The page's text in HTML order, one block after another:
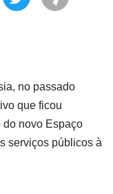
no passado
que ficou
do novo Espaço
serviços públicos à